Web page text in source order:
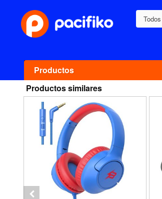
Todos
Productos
Productos similares